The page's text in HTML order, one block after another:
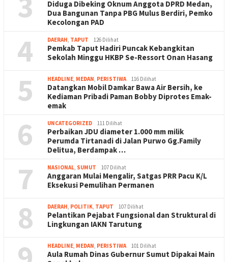
Diduga Dibeking Oknum Anggota DPRD Medan,
Dua Bangunan Tanpa PBG Mulus Berdiri, Pemko
Kecolongan PAD
4 DAERAH TAPUT 126 Dilihat
Pemkab Taput Hadiri Puncak Kebangkitan
Sekolah Minggu HKBP Se-Ressort Onan Hasang
5 HEADLINE MEDAN PERISTIWA 116 Dilihat
Datangkan Mobil Damkar Bawa Air Bersih, ke
Kediaman Pribadi Paman Bobby Diprotes Emak-
emak
6 UNCATEGORIZED 111 Dilihat
Perbaikan JDU diameter 1.000 mm milik
Perumda Tirtanadi di Jalan Purwo Gg.Family
Delitua, Berdampak …
7 NASIONAL SUMUT 107 Dilihat
Anggaran Mulai Mengalir, Satgas PRR Pacu K/L
Eksekusi Pemulihan Permanen
8 DAERAH POLITIK TAPUT 107 Dilihat
Pelantikan Pejabat Fungsional dan Struktural di
Lingkungan IAKN Tarutung
HEADLINE MEDAN PERISTIWA 101 Dilihat
Aula Rumah Dinas Gubernur Sumut Dipakai Main